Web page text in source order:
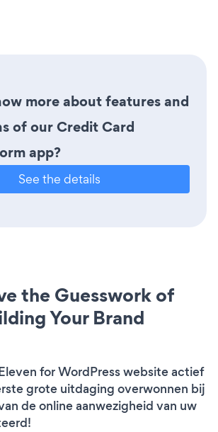
more about features and
of our Credit Card
app?
See the details
the Guesswork of
Your Brand
for WordPress website actief
grote uitdaging overwonnen bij
de online aanwezigheid van uw